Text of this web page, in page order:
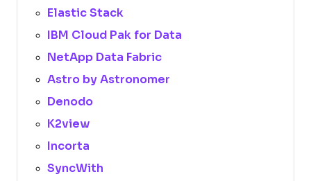
Elastic Stack
IBM Cloud Pak for Data
NetApp Data Fabric
Astro by Astronomer
Denodo
K2view
Incorta
SyncWith